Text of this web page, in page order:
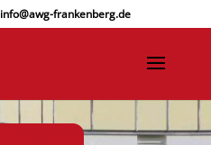
info@awg-frankenberg.de